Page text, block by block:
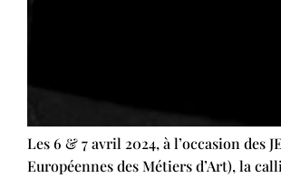
Les 6 & 7 avril 2024, à l’occasion des
Européennes des Métiers d’Art), la